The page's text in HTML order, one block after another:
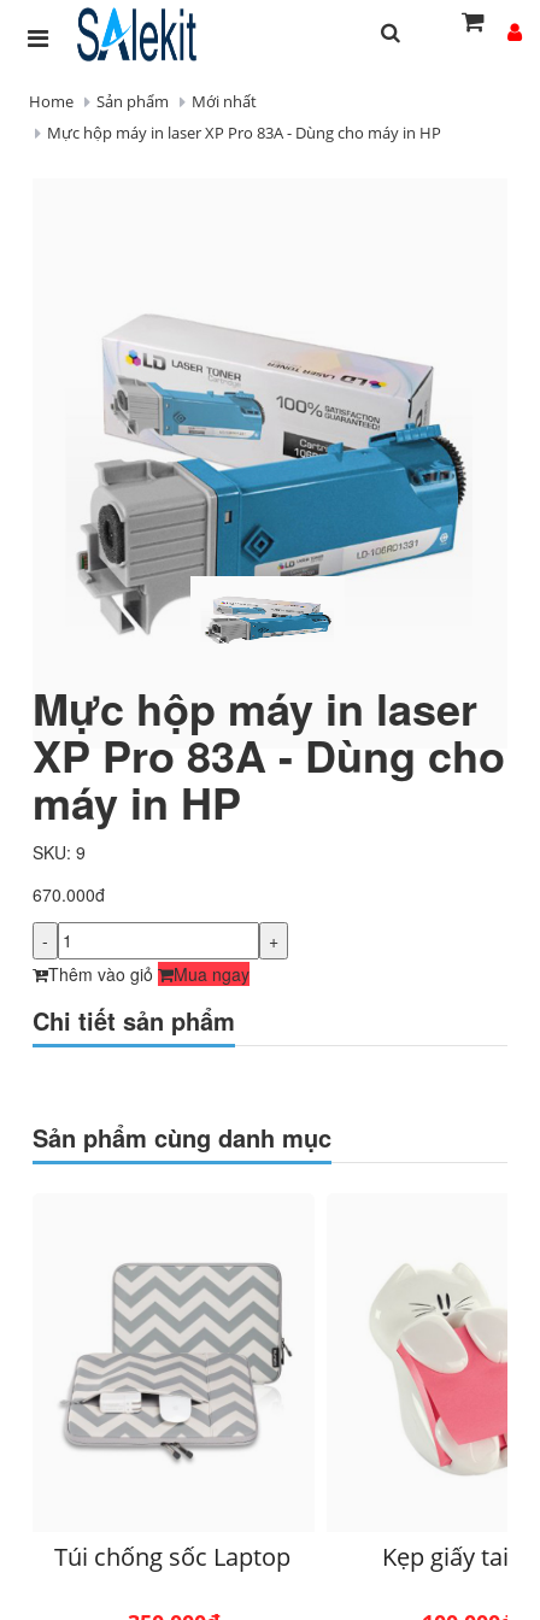
Home Sản phẩm
Mới nhất
Mực hộp máy in laser XP Pro 83A - Dùng cho máy in HP
Mực hộp máy in laser
XP Pro 83A - Dùng cho
máy in HP
SKU: 9
670.000đ
-
+
Thêm vào giỏ
Mua ngay
Chi tiết sản phẩm
Sản phẩm cùng danh mục
Túi chống sốc Laptop Kẹp giấy tai